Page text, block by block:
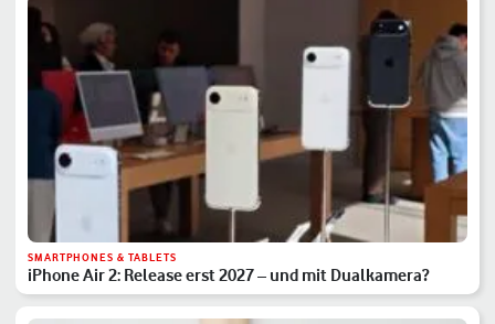
SMARTPHONES & TABLETS
iPhone Air 2: Release erst 2027 – und mit Dualkamera?